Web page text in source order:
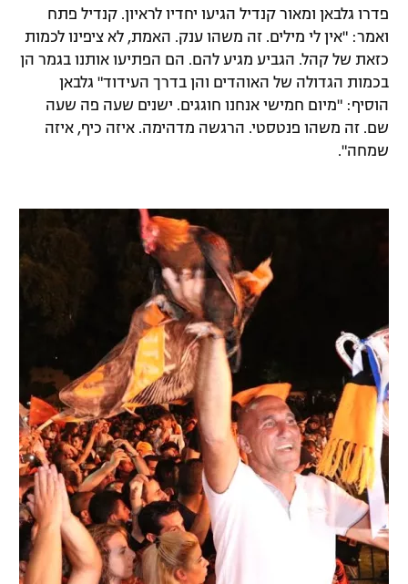
פדרו גלבאן ומאור קנדיל הגיעו יחדיו לראיון. קנדיל פתח
ואמר: "אין לי מילים. זה משהו ענק. האמת, לא ציפינו לכמות
כזאת של קהל. הגביע מגיע להם. הם הפתיעו אותנו בגמר הן
בכמות הגדולה של האוהדים והן בדרך העידוד" גלבאן
הוסיף: "מיום חמישי אנחנו חוגגים. ישנים שעה פה שעה
שם. זה משהו פנטסטי. הרגשה מדהימה. איזה כיף, איזה
שמחה".